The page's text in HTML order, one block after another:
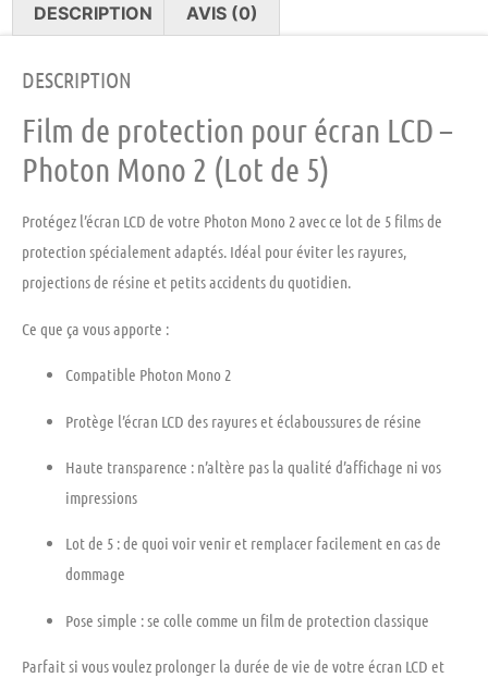
DESCRIPTION AVIS (0)
DESCRIPTION
Film de protection pour écran LCD –
Photon Mono 2 (Lot de 5)
Protégez l’écran LCD de votre Photon Mono 2avec ce lot de 5 films de
protection spécialement adaptés. Idéal pour éviter les rayures,
projections de résine et petits accidents du quotidien.
Ce que ça vous apporte :
Compatible Photon Mono 2
Protège l’écran LCD des rayures et éclaboussures de résine
Haute transparence : n’altère pas la qualité d’affichage ni vos
impressions
Lot de 5 : de quoi voir venir et remplacer facilement en cas de
dommage
Pose simple : se colle comme un film de protection classique
Parfait si vous voulez prolonger la durée de vie de votre écran LCD et